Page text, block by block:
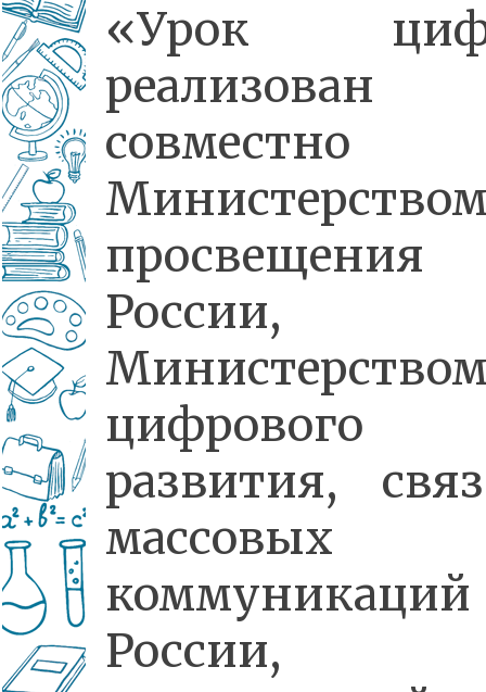
«Урок
реализован
совместно
просвещения
России,
цифрового
развития,
массовых
коммуникаций
России,